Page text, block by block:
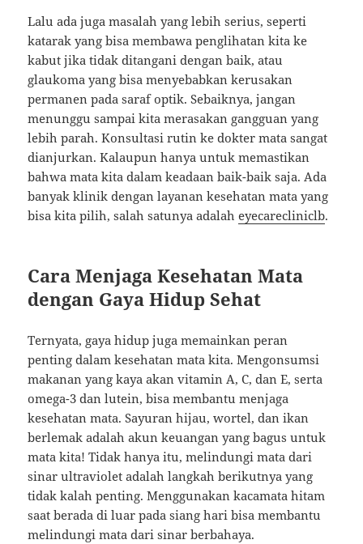
Lalu ada juga masalah yang lebih serius, seperti
katarak yang bisa membawa penglihatan kita ke
kabut jika tidak ditangani dengan baik, atau
glaukoma yang bisa menyebabkan kerusakan
permanen pada saraf optik. Sebaiknya, jangan
menunggu sampai kita merasakan gangguan yang
lebih parah. Konsultasi rutin ke dokter mata sangat
dianjurkan. Kalaupun hanya untuk memastikan
bahwa mata kita dalam keadaan baik-baik saja. Ada
banyak klinik dengan layanan kesehatan mata yang
bisa kita pilih, salah satunya adalaheyecarecliniclb.
Cara Menjaga Kesehatan Mata
dengan Gaya Hidup Sehat
Ternyata, gaya hidup juga memainkan peran
penting dalam kesehatan mata kita. Mengonsumsi
makanan yang kaya akan vitamin A, C, dan E, serta
omega-3 dan lutein, bisa membantu menjaga
kesehatan mata. Sayuran hijau, wortel, dan ikan
berlemak adalah akun keuangan yang bagus untuk
mata kita! Tidak hanya itu, melindungi mata dari
sinar ultraviolet adalah langkah berikutnya yang
tidak kalah penting. Menggunakan kacamata hitam
saat berada di luar pada siang hari bisa membantu
melindungi mata dari sinar berbahaya.